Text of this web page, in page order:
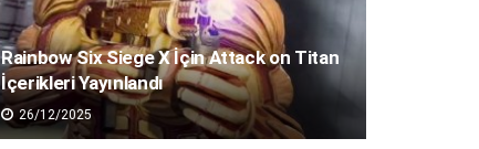
Rainbow Six Siege X İçin Attack on Titan
İçerikleri Yayınlandı
26/12/2025